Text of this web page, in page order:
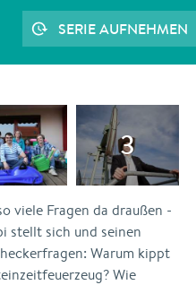
SERIE AUFNEHMEN
viele Fragen da draußen -
stellt sich und seinen
Warum kippt
Wie